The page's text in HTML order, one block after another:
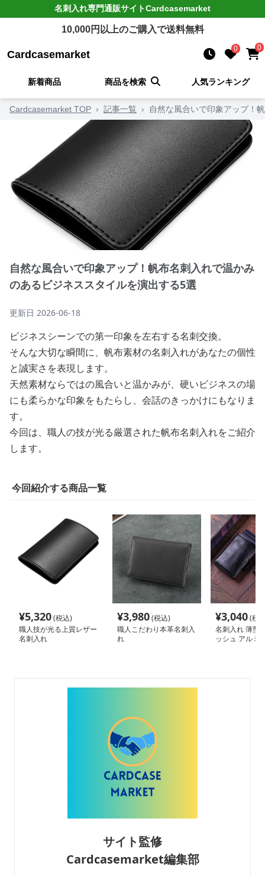
名刺入れ専門通販サイトCardcasemarket
10,000円以上のご購入で送料無料
Cardcasemarket 0 0
新着商品 商品を検索 人気ランキング
Cardcasemarket TOP › 記事一覧 › 自然な風合いで印象アップ！
自然な風合いで印象アップ！帆布名刺入れで温かみ
のあるビジネススタイルを演出する5選
更新日 2026-06-18
ビジネスシーンでの第一印象を左右する名刺交換。
そんな大切な瞬間に、帆布素材の名刺入れがあなたの個性
と誠実さを表現します。
天然素材ならではの風合いと温かみが、硬いビジネスの場
にも柔らかな印象をもたらし、会話のきっかけにもなりま
す。
今回は、職人の技が光る厳選された帆布名刺入れをご紹介
します。
今回紹介する商品一覧
¥5,320(税込)
職人技が光る上質レザー
名刺入れ
¥3,980(税込)
職人こだわり本革名刺入
れ
¥3,040(税
名刺入れ 薄型
ッシュ アルミ
サイト監修
Cardcasemarket編集部